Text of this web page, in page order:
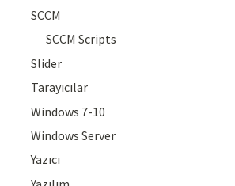
SCCM
SCCM Scripts
Slider
Tarayıcılar
Windows 7-10
Windows Server
Yazıcı